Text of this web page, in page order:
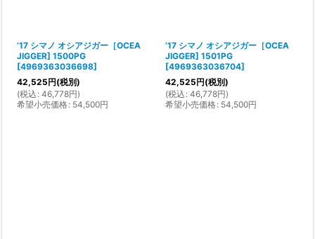
’17 シマノ オシアジガー［OCEA
JIGGER] 1500PG
[4969363036698]
42,525円(税別)
(税込 : 46,778円)
希望小売価格: 54,500円
’17 シマノ オシアジガー［OCEA
JIGGER] 1501PG
[4969363036704]
42,525円(税別)
(税込 : 46,778円)
希望小売価格: 54,500円